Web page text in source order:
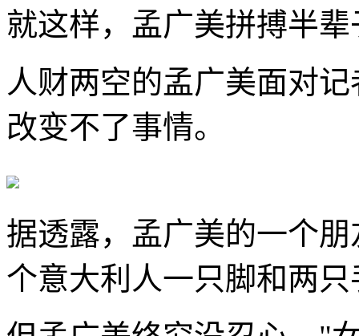
就这样，孟广美拼搏半
人财两空的孟广美面对
改变不了事情。
据透露，孟广美的一个
个意大利人一只脚和两只